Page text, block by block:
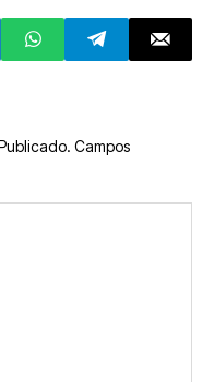
Imagem
Turner
Lara Croft
Campos